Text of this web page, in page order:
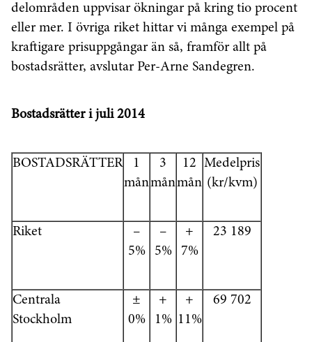
delområden uppvisar ökningar på kring tio procent
eller mer. I övriga riket hittar vi många exempel på
kraftigare prisuppgångar än så, framför allt på
bostadsrätter, avslutar Per-Arne Sandegren.
Bostadsrätter i juli 2014
BOSTADSRÄTTER
1
mån
3
mån
12
mån
Medelpris
(kr/kvm)
Riket
–
5%
–
5%
+
7%
23 189
Centrala
Stockholm
±
0%
+
1%
+
11%
69 702